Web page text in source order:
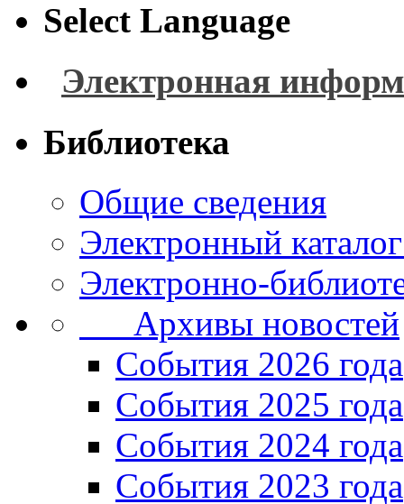
Select Language
Электронная
Библиотека
Общие сведения
Электронный
Электронно-
Архивы новостей
Cобытия 2026 года
События 2025 года
События 2024 года
События 2023 года